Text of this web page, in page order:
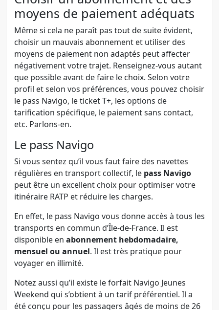
moyens de paiement adéquats
Même si cela ne paraît pas tout de suite évident,
choisir un mauvais abonnement et utiliser des
moyens de paiement non adaptés peut affecter
négativement votre trajet. Renseignez-vous autant
que possible avant de faire le choix. Selon votre
profil et selon vos préférences, vous pouvez choisir
le pass Navigo, le ticket T+, les options de
tarification spécifique, le paiement sans contact,
etc. Parlons-en.
Le pass Navigo
Si vous sentez qu’il vous faut faire des navettes
régulières en transport collectif, le pass Navigo
peut être un excellent choix pour optimiser votre
itinéraire RATP et réduire les charges.
En effet, le pass Navigo vous donne accès à tous les
transports en commun d’Île-de-France. Il est
disponible en abonnement hebdomadaire,
mensuel ou annuel. Il est très pratique pour
voyager en illimité.
Notez aussi qu’il existe le forfait Navigo Jeunes
Weekend qui s’obtient à un tarif préférentiel. Il a
été conçu pour les passagers âgés de moins de 26